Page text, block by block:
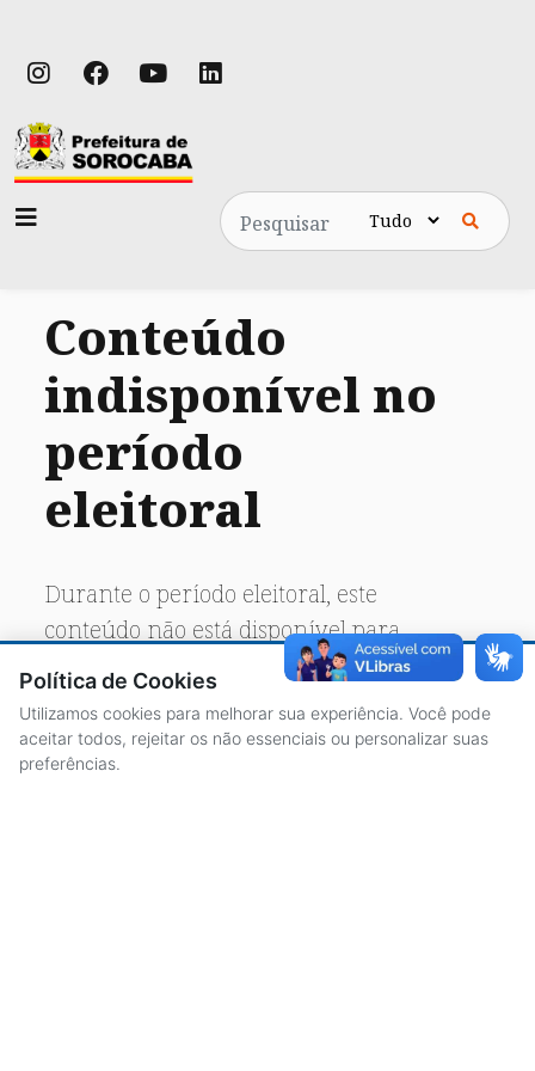
Pesquisa
Conteúdo
indisponível no
período
eleitoral
Durante o período eleitoral, este
conteúdo não está disponível para
acesso público.
Política de Cookies
Utilizamos cookies para melhorar sua experiência. Você pode
aceitar todos, rejeitar os não essenciais ou personalizar suas
preferências.